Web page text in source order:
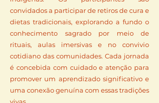
convidados a participar de retiros de cura e
dietas tradicionais, explorando a fundo o
conhecimento sagrado por meio de
rituais, aulas imersivas e no convivio
cotidiano das comunidades. Cada jornada
é concebida com cuidado e atenção para
promover um aprendizado significativo e
uma conexão genuína com essas tradições